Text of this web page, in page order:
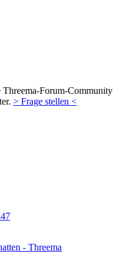
Threema-Forum-Community
> Frage stellen <
- Threema